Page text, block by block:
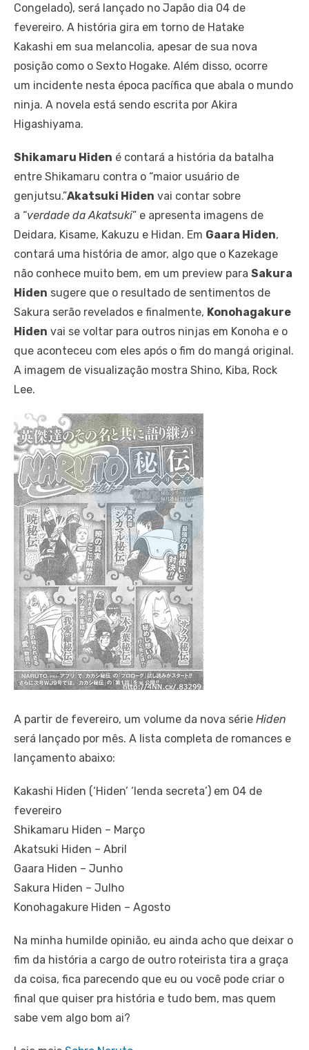
Congelado), será lançado no Japão dia 04 de
fevereiro. A história gira em torno de Hatake
Kakashi em sua melancolia, apesar de sua nova
posição como o Sexto Hogake. Além disso, ocorre
um incidente nesta época pacífica que abala o mundo
ninja. A novela está sendo escrita por Akira
Higashiyama.
Shikamaru Hiden é contará a história da batalha
entre Shikamaru contra o “maior usuário de
genjutsu.”Akatsuki Hiden vai contar sobre
a “verdade da Akatsuki” e apresenta imagens de
Deidara, Kisame, Kakuzu e Hidan. Em Gaara Hiden,
contará uma história de amor, algo que o Kazekage
não conhece muito bem, em um preview para Sakura
Hiden sugere que o resultado de sentimentos de
Sakura serão revelados e finalmente, Konohagakure
Hiden vai se voltar para outros ninjas em Konoha e o
que aconteceu com eles após o fim do mangá original.
A imagem de visualização mostra Shino, Kiba, Rock
Lee.
A partir de fevereiro, um volume da nova série Hiden
será lançado por mês. A lista completa de romances e
lançamento abaixo:
Kakashi Hiden (‘Hiden’ ‘lenda secreta’) em 04 de
fevereiro
Shikamaru Hiden – Março
Akatsuki Hiden – Abril
Gaara Hiden – Junho
Sakura Hiden – Julho
Konohagakure Hiden – Agosto
Na minha humilde opinião, eu ainda acho que deixar o
fim da história a cargo de outro roteirista tira a graça
da coisa, fica parecendo que eu ou você pode criar o
final que quiser pra história e tudo bem, mas quem
sabe vem algo bom ai?